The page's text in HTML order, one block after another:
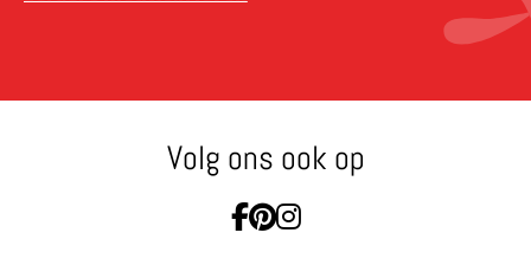
Volg ons ook op
Ga naar Facebook
Ga naar Pinterest
Ga naar Instagram